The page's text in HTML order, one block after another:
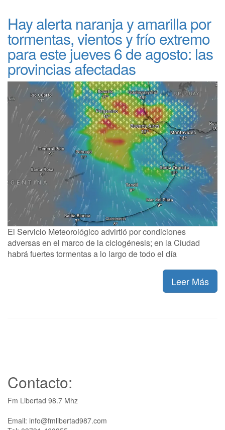
Hay alerta naranja y amarilla por
tormentas, vientos y frío extremo
para este jueves 6 de agosto: las
provincias afectadas
El Servicio Meteorológico advirtió por condiciones
adversas en el marco de la ciclogénesis; en la Ciudad
habrá fuertes tormentas a lo largo de todo el día
Leer Más
Contacto:
Fm Libertad 98.7 Mhz
Email: info@fmlibertad987.com